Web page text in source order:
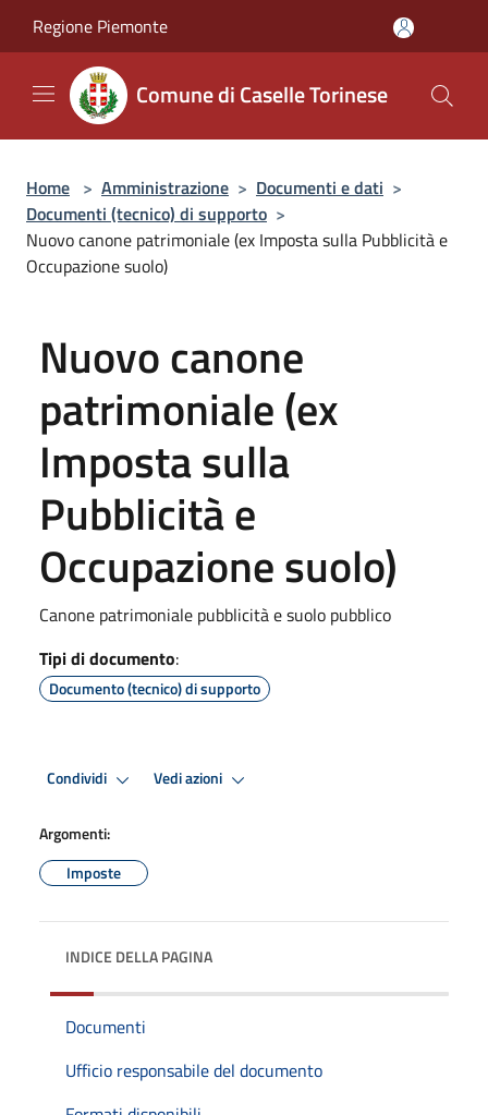
Regione Piemonte
Comune di Caselle Torinese
Home > Amministrazione > Documenti e dati >
Documenti (tecnico) di supporto >
Nuovo canone patrimoniale (ex Imposta sulla Pubblicità e
Occupazione suolo)
Nuovo canone
patrimoniale (ex
Imposta sulla
Pubblicità e
Occupazione suolo)
Canone patrimoniale pubblicità e suolo pubblico
Tipi di documento:
Documento (tecnico) di supporto
Condividi Vedi azioni
Argomenti:
Imposte
INDICE DELLA PAGINA
Documenti
Ufficio responsabile del documento